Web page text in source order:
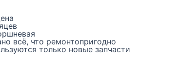
всё, что ремонтопригодно
только новые запчасти